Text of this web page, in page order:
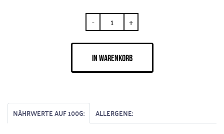
- +
IN WARENKORB
NÄHRWERTE AUF 100G: ALLERGENE: